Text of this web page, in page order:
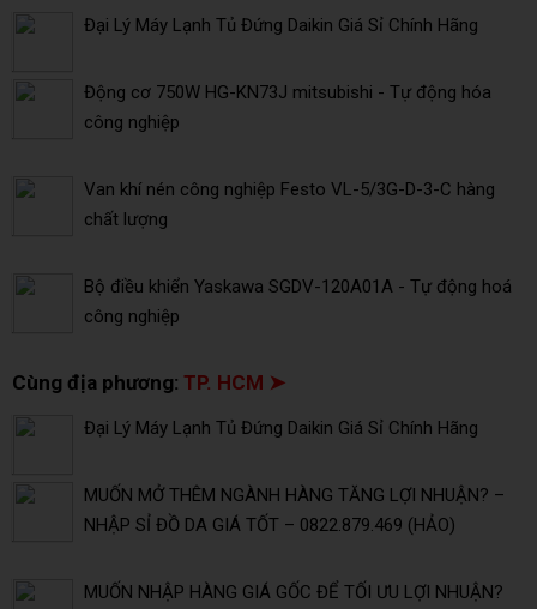
Đại Lý Máy Lạnh Tủ Đứng Daikin Giá Sỉ Chính Hãng
Động cơ 750W HG-KN73J mitsubishi - Tự động hóa
công nghiệp
Van khí nén công nghiệp Festo VL-5/3G-D-3-C hàng
chất lượng
Bộ điều khiển Yaskawa SGDV-120A01A - Tự động hoá
công nghiệp
Cùng địa phương: TP. HCM ➤
Đại Lý Máy Lạnh Tủ Đứng Daikin Giá Sỉ Chính Hãng
MUỐN MỞ THÊM NGÀNH HÀNG TĂNG LỢI NHUẬN? –
NHẬP SỈ ĐỒ DA GIÁ TỐT – 0822.879.469 (HẢO)
MUỐN NHẬP HÀNG GIÁ GỐC ĐỂ TỐI ƯU LỢI NHUẬN?